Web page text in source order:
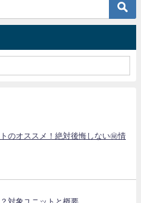
のオススメ！絶対後悔しない㊙情